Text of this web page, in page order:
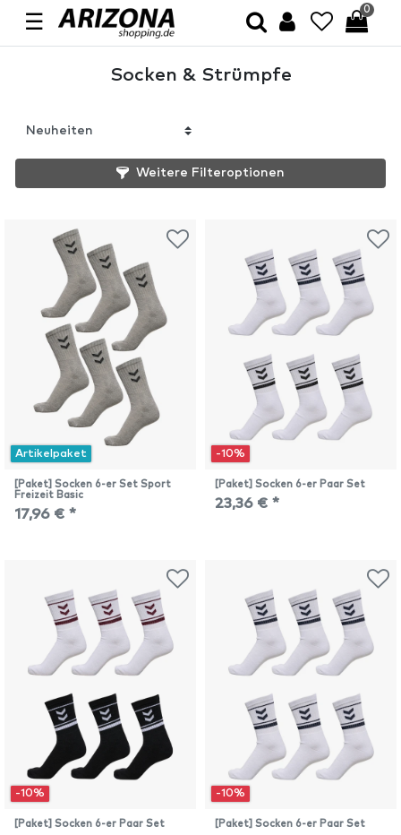
☰
0
Socken & Strümpfe
Weitere Filteroptionen
Artikelpaket
[Paket] Socken 6-er Set Sport
Freizeit Basic
17,96 € *
-10%
[Paket] Socken 6-er Paar Set
23,36 € *
-10%
[Paket] Socken 6-er Paar Set
-10%
[Paket] Socken 6-er Paar Set